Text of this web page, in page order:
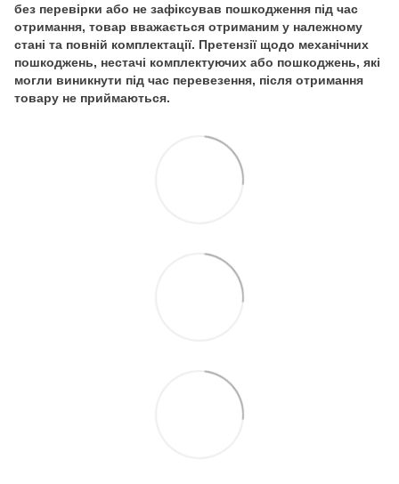
без перевірки або не зафіксував пошкодження під час
отримання, товар вважається отриманим у належному
стані та повній комплектації. Претензії щодо механічних
пошкоджень, нестачі комплектуючих або пошкоджень, які
могли виникнути під час перевезення, після отримання
товару не приймаються.